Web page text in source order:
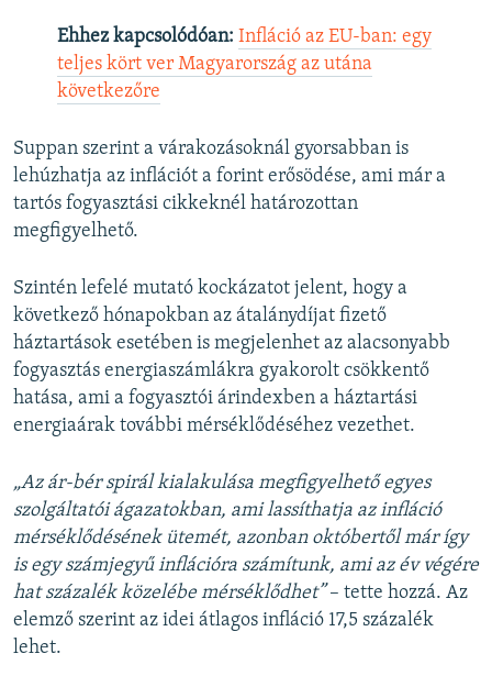
Ehhez kapcsolódóan: Infláció az EU-ban: egy
teljes kört ver Magyarország az utána
következőre
Suppan szerint a várakozásoknál gyorsabban is
lehúzhatja az inflációt a forint erősödése, ami már a
tartós fogyasztási cikkeknél határozottan
megfigyelhető.
Szintén lefelé mutató kockázatot jelent, hogy a
következő hónapokban az átalánydíjat fizető
háztartások esetében is megjelenhet az alacsonyabb
fogyasztás energiaszámlákra gyakorolt csökkentő
hatása, ami a fogyasztói árindexben a háztartási
energiaárak további mérséklődéséhez vezethet.
„Az ár-bér spirál kialakulása megfigyelhető egyes
szolgáltatói ágazatokban, ami lassíthatja az infláció
mérséklődésének ütemét, azonban októbertől már így
is egy számjegyű inflációra számítunk, ami az év végére
hat százalék közelébe mérséklődhet”– tette hozzá. Az
elemző szerint az idei átlagos infláció 17,5 százalék
lehet.